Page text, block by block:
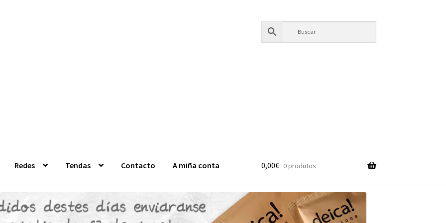
Redes Tendas Contacto A miña conta 0,00€ 0 produtos